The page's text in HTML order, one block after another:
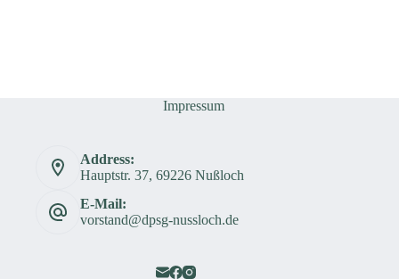
Impressum
Address:
Hauptstr. 37, 69226 Nußloch
E-Mail:
vorstand@dpsg-nussloch.de